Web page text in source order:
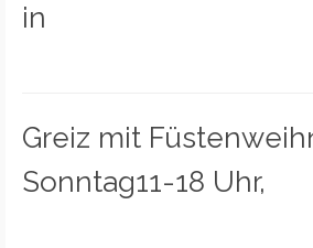
in
Greiz mit
Sonntag11-18 Uhr,